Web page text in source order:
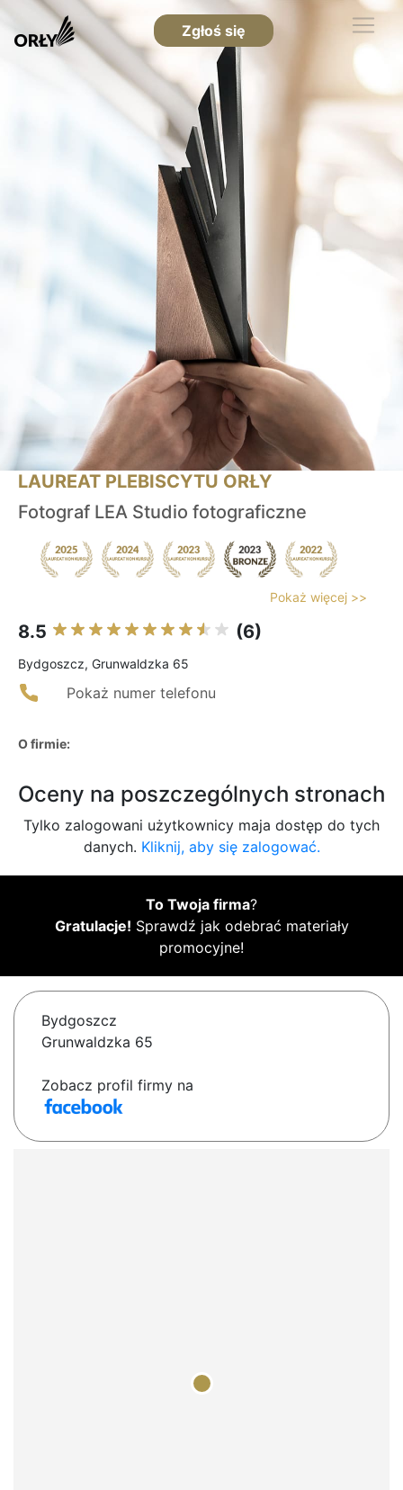
Zgłoś się
LAUREAT PLEBISCYTU ORŁY
Fotograf LEA Studio fotograficzne
Pokaż więcej >>
8.5 (6)
Bydgoszcz, Grunwaldzka 65
Pokaż numer telefonu
O firmie:
Oceny na poszczególnych stronach
Tylko zalogowani użytkownicy maja dostęp do tych
danych. Kliknij, aby się zalogować.
To Twoja firma?
Gratulacje! Sprawdź jak odebrać materiały
promocyjne!
Bydgoszcz
Grunwaldzka 65
Zobacz profil firmy na